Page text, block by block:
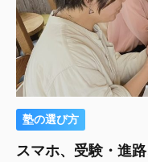
塾の選び方
スマホ、受験・進